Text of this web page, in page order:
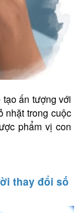
ấn tượng với
nhặt trong cuộc
phẩm vị con
thay đổi số